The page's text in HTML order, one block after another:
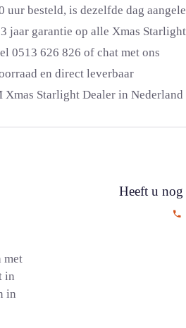
uur besteld, is dezelfde dag
jaar garantie op alle Xmas
0513 626 826 of chat met ons
en direct leverbaar
Xmas Starlight Dealer in Nederland
met
in
in
Heeft u nog